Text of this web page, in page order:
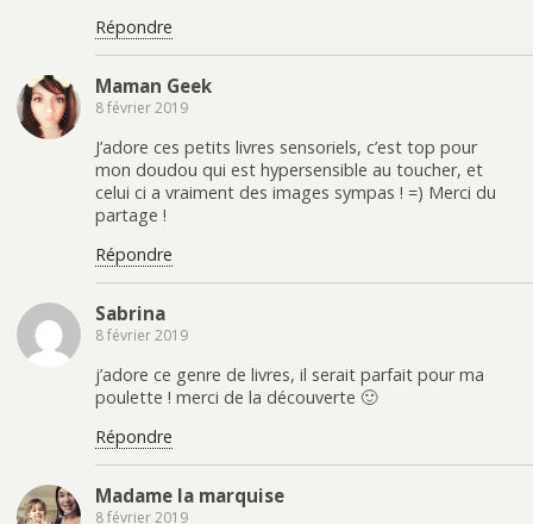
Répondre
Maman Geek
8 février 2019
J’adore ces petits livres sensoriels, c’est top pour
mon doudou qui est hypersensible au toucher, et
celui ci a vraiment des images sympas ! =) Merci du
partage !
Répondre
Sabrina
8 février 2019
j’adore ce genre de livres, il serait parfait pour ma
poulette ! merci de la découverte 🙂
Répondre
Madame la marquise
8 février 2019